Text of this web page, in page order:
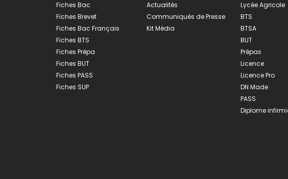
Fiches Bac
Fiches Brevet
Fiches Bac Français
Fiches BTS
Fiches Prépa
Fiches BUT
Fiches PASS
Fiches SUP
Actualités
Communiqués de Presse
Kit Média
Lycée Agricole
BTS
BTSA
BUT
Prépas
Licence
Licence Pro
DN Made
PASS
Diplome